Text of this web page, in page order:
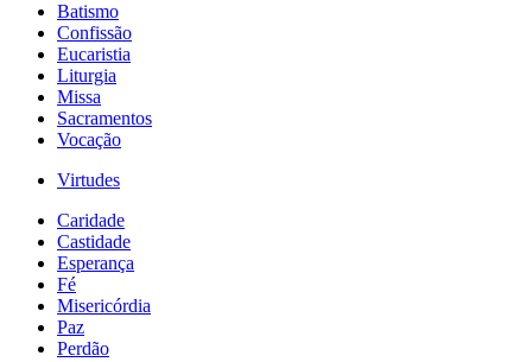
Batismo
Confissão
Eucaristia
Liturgia
Missa
Sacramentos
Vocação
Virtudes
Caridade
Castidade
Esperança
Fé
Misericórdia
Paz
Perdão